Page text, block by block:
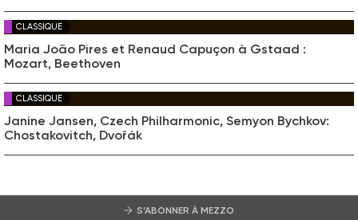
CLASSIQUE
Maria João Pires et Renaud Capuçon à Gstaad :
Mozart, Beethoven
CLASSIQUE
Janine Jansen, Czech Philharmonic, Semyon Bychkov:
Chostakovitch, Dvořák
S’ABONNER À MEZZO